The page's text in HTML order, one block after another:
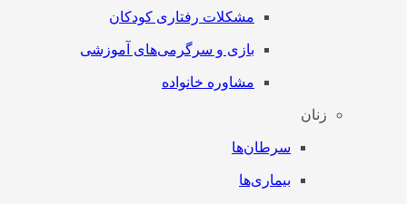
مشکلات رفتاری کودکان
بازی و سرگرمی‌های آموزشی
مشاوره خانواده
زنان
سرطان‌‌ها
بیماری‌ها